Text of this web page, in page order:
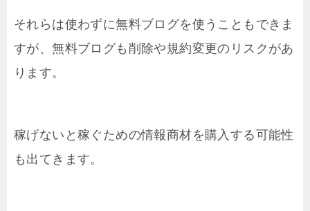
それらは使わずに無料ブログを使うこともできま
すが、無料ブログも削除や規約変更のリスクがあ
ります。
稼げないと稼ぐための情報商材を購入する可能性
も出てきます。